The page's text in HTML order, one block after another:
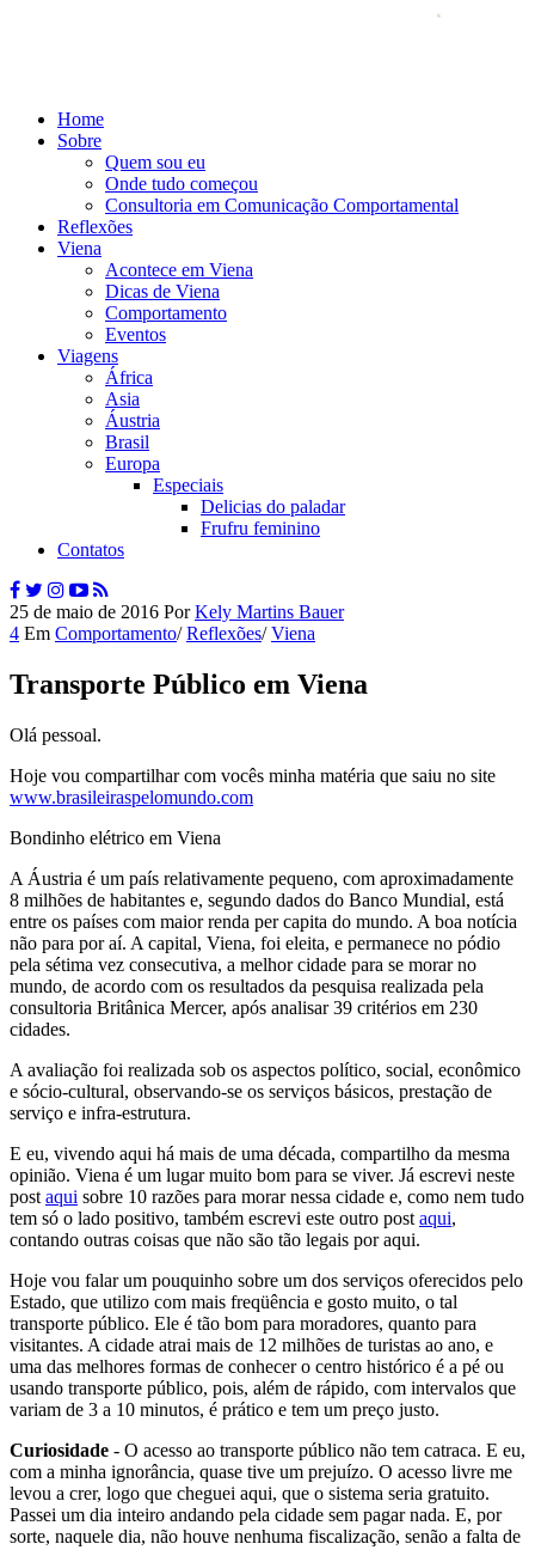
Home
Sobre
Quem sou eu
Onde tudo começou
Consultoria em Comunicação Comportamental
Reflexões
Viena
Acontece em Viena
Dicas de Viena
Comportamento
Eventos
Viagens
África
Asia
Áustria
Brasil
Europa
Especiais
Delicias do paladar
Frufru feminino
Contatos
25 de maio de 2016 Por Kely Martins Bauer
4 Em Comportamento/ Reflexões/ Viena
Transporte Público em Viena
Olá pessoal.
Hoje vou compartilhar com vocês minha matéria que saiu no site
www.brasileiraspelomundo.com
Bondinho elétrico em Viena
A Áustria é um país relativamente pequeno, com aproximadamente
8 milhões de habitantes e, segundo dados do Banco Mundial, está
entre os países com maior renda per capita do mundo. A boa notícia
não para por aí. A capital, Viena, foi eleita, e permanece no pódio
pela sétima vez consecutiva, a melhor cidade para se morar no
mundo, de acordo com os resultados da pesquisa realizada pela
consultoria Britânica Mercer, após analisar 39 critérios em 230
cidades.
A avaliação foi realizada sob os aspectos político, social, econômico
e sócio-cultural, observando-se os serviços básicos, prestação de
serviço e infra-estrutura.
E eu, vivendo aqui há mais de uma década, compartilho da mesma
opinião. Viena é um lugar muito bom para se viver. Já escrevi neste
post aqui sobre 10 razões para morar nessa cidade e, como nem tudo
tem só o lado positivo, também escrevi este outro post aqui,
contando outras coisas que não são tão legais por aqui.
Hoje vou falar um pouquinho sobre um dos serviços oferecidos pelo
Estado, que utilizo com mais freqüência e gosto muito, o tal
transporte público. Ele é tão bom para moradores, quanto para
visitantes. A cidade atrai mais de 12 milhões de turistas ao ano, e
uma das melhores formas de conhecer o centro histórico é a pé ou
usando transporte público, pois, além de rápido, com intervalos que
variam de 3 a 10 minutos, é prático e tem um preço justo.
Curiosidade - O acesso ao transporte público não tem catraca. E eu,
com a minha ignorância, quase tive um prejuízo. O acesso livre me
levou a crer, logo que cheguei aqui, que o sistema seria gratuito.
Passei um dia inteiro andando pela cidade sem pagar nada. E, por
sorte, naquele dia, não houve nenhuma fiscalização, senão a falta de